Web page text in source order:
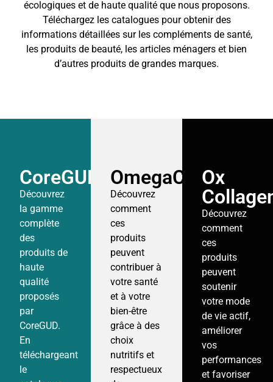
écologiques et de haute qualité que nous proposons.
Téléchargez les catalogues pour obtenir des
informations détaillées sur les compléments de santé,
les produits de beauté, les articles ménagers et bien
d’autres produits de grandes marques.
CoreGUD
Découvrez
la gamme
complète
des
produits de
haute
qualité
proposés
par
CoreGUD.
En
téléchargeant
le
OmegaChips
Découvrez
comment
ces
produits
peuvent
contribuer à
votre santé
et à votre
bien-être
grâce à des
choix
nutritifs et
respectueux
Ox
Découvrez
comment
ces
produits
peuvent
soutenir
votre mode
de vie actif,
améliorer
vos
performances
et favoriser